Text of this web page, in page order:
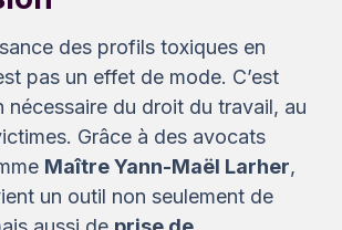
des profils toxiques en
pas un effet de mode. C’est
nécessaire du droit du travail, au
Grâce à des avocats
Maître Yann-Maël Larher,
un outil non seulement de